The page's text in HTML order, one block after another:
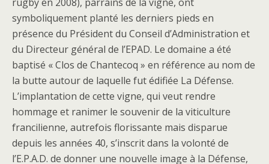
symboliquement planté les derniers pieds en
présence du Président du Conseil d’Administration et
du Directeur général de l’EPAD. Le domaine a été
baptisé « Clos de Chantecoq » en référence au nom de
la butte autour de laquelle fut édifiée La Défense.
L’implantation de cette vigne, qui veut rendre
hommage et ranimer le souvenir de la viticulture
francilienne, autrefois florissante mais disparue
depuis les années 40, s’inscrit dans la volonté de
l’E.P.A.D. de donner une nouvelle image à la Défense,